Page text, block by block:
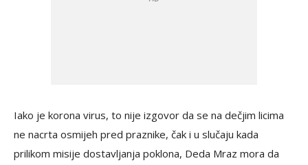
Iako je korona virus, to nije izgovor da se na dečjim licima
ne nacrta osmijeh pred praznike, čak i u slučaju kada
prilikom misije dostavljanja poklona, Deda Mraz mora da